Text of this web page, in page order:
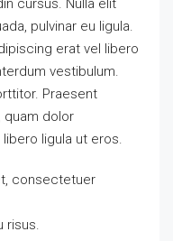
cursus. Nulla elit
pulvinar eu ligula.
erat vel libero
vestibulum.
Praesent
quam dolor
ligula ut eros.
consectetuer
risus.